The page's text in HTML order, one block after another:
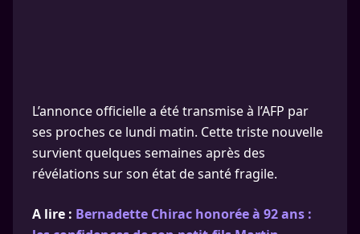
L’annonce officielle a été transmise à l’AFP par
ses proches ce lundi matin. Cette triste nouvelle
survient quelques semaines après des
révélations sur son état de santé fragile.
A lire : Bernadette Chirac honorée à 92 ans :